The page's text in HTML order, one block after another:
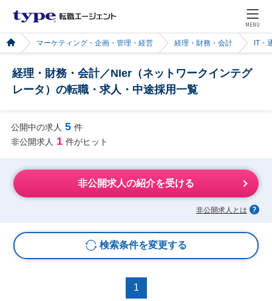
MENU
マーケティング・企画・管理・経営 経理・財務・会計 IT・
経理・財務・会計／NIer（ネットワークインテグ
レータ）の転職・求人・中途採用一覧
公開中の求人 5 件
非公開求人 1 件がヒット
非公開求人の紹介を受ける
非公開求人とは
検索条件を変更する
1